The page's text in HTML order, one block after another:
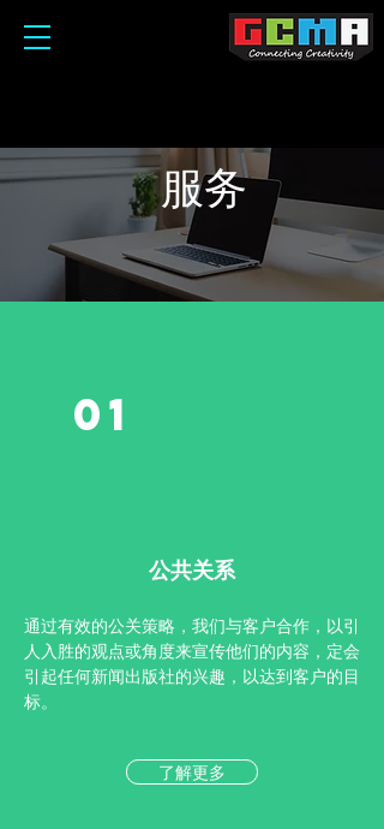
服务
01
公共关系
通过有效的公关策略，我们与客户合作，以​​引
人入胜的观点或角度来宣传他们的内容，定会
引起任何新闻出版社的兴趣，以达到客户的目
标。
了解更多